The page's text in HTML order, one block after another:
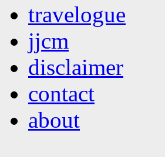
travelogue
jjcm
disclaimer
contact
about